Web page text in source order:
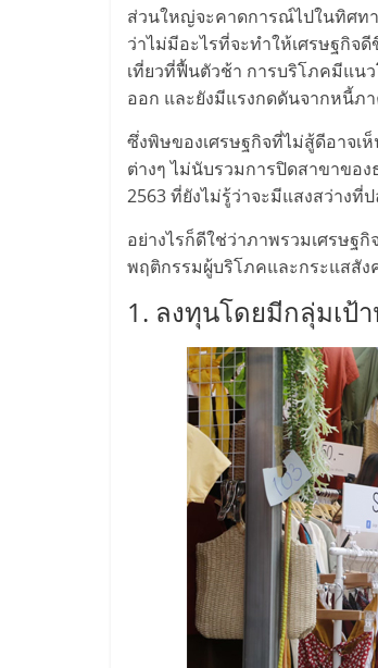
รน
ไชส์
ขาย
แฟ
รน
ไชส์
ไชส์
ขาย
หน้า
ส่วนใหญ่จะคาดการณ์ไปในทิศทา
ว่าไม่มีอะไรที่จะทำให้เศรษฐกิจ
เที่ยวที่ฟื้นตัวช้า การบริโภคมีแน
ออก และยังมีแรงกดดันจากหนี้ภ
ซึ่งพิษของเศรษฐกิจที่ไม่สู้ดีอาจเ
ต่างๆ ไม่นับรวมการปิดสาขาของ
2563 ที่ยังไม่รู้ว่าจะมีแสงสว่างที่
อย่างไรก็ดีใช่ว่าภาพรวมเศรษฐ
พฤติกรรมผู้บริโภคและกระแสสัง
1. ลงทุนโดยมีกลุ่มเป้